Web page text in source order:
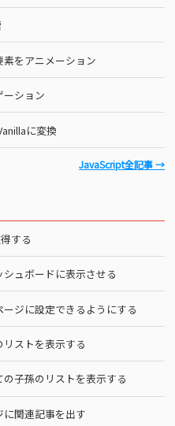
をアニメーション
ーション
に変換
JavaScript全記事 →
する
ュボードに表示させる
ジに設定できるようにする
ストを表示する
子孫のリストを表示する
関連記事を出す